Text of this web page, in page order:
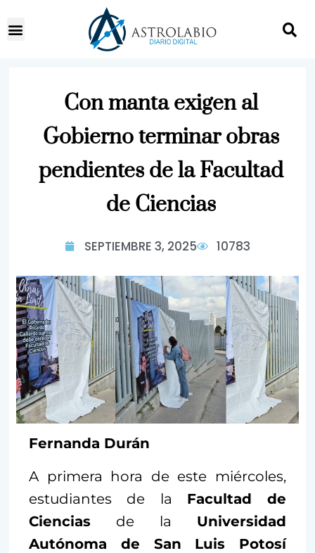
Con manta exigen al
Gobierno terminar obras
pendientes de la Facultad
de Ciencias
SEPTIEMBRE 3, 2025 10783
Fernanda Durán
A primera hora de este miércoles,
estudiantes de la Facultad de
Ciencias de la Universidad
Autónoma de San Luis Potosí